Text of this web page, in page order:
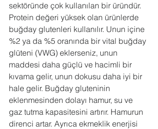
sektöründe çok kullanılan bir üründür.
Protein değeri yüksek olan ürünlerde
buğday glutenleri kullanılır. Unun içine
%2 ya da %5 oranında bir vital buğday
glüteni (VWG) eklerseniz, unun
maddesi daha güçlü ve hacimli bir
kıvama gelir, unun dokusu daha iyi bir
hale gelir. Buğday gluteninin
eklenmesinden dolayı hamur, su ve
gaz tutma kapasitesini artırır. Hamurun
direnci artar. Ayrıca ekmeklik enerjisi